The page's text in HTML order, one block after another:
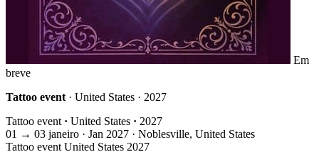
Em
breve
Tattoo event · United States · 2027
Tattoo event · United States · 2027
01 → 03 janeiro · Jan 2027 · Noblesville, United States
Tattoo event United States 2027